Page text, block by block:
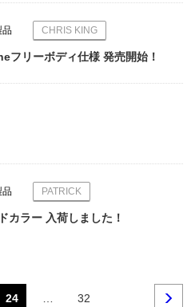
品 CHRIS KING
フリーボディ仕様 発売開始！
品 PATRICK
カラー 入荷しました！
24 32